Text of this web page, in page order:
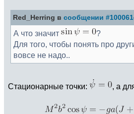
Red_Herring в сообщении
А что значит
?
Для того, чтобы понять про
вовсе не надо..
Стационарные точки: , а